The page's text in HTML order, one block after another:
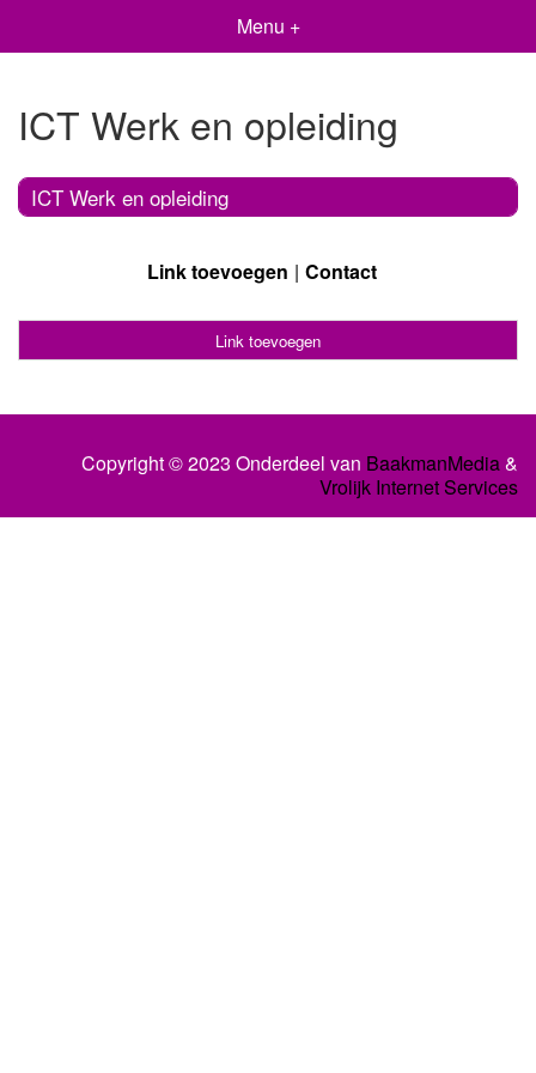
Menu +
ICT Werk en opleiding
ICT Werk en opleiding
Link toevoegen Contact
Link toevoegen
Copyright © 2023 Onderdeel van BaakmanMedia&
Vrolijk Internet Services